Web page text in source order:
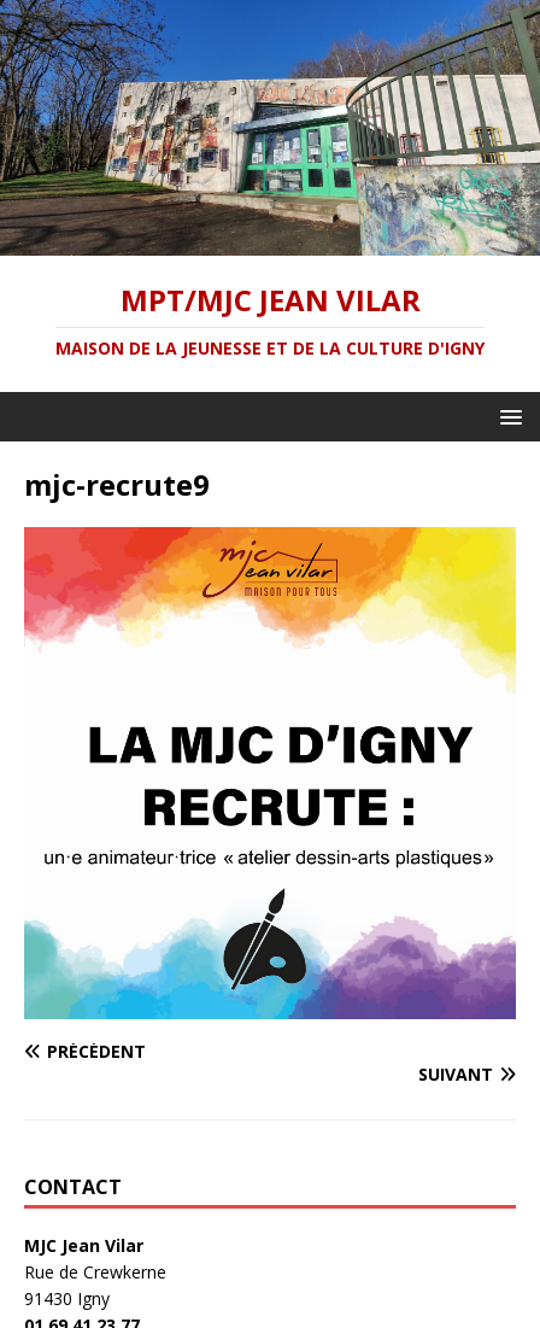
MPT/MJC JEAN VILAR
MAISON DE LA JEUNESSE ET DE LA CULTURE D'IGNY
mjc-recrute9
PRÉCÉDENT
SUIVANT
CONTACT
MJC Jean Vilar
Rue de Crewkerne
91430 Igny